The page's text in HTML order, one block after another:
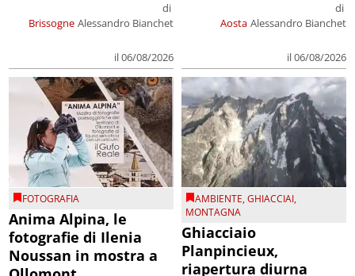
Brissogne
di
Alessandro Bianchet
il 06/08/2026
Aosta
di
Alessandro Bianchet
il 06/08/2026
FOTOGRAFIA
Anima Alpina, le
fotografie di Ilenia
Noussan in mostra a
AMBIENTE,GHIACCIAI,
MONTAGNA
Ghiacciaio
Planpincieux,
riapertura diurna